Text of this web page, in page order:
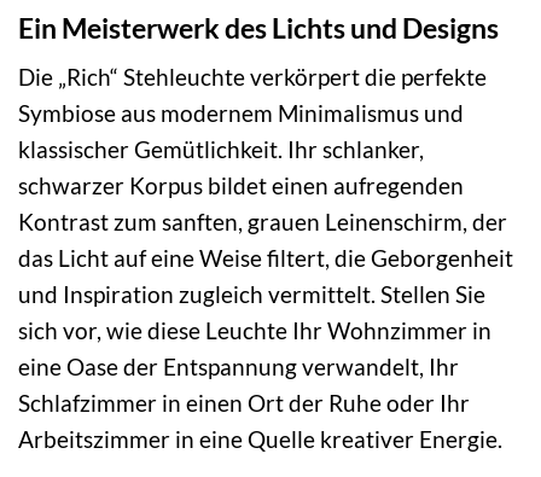
Ein Meisterwerk des Lichts und Designs
Die „Rich“ Stehleuchte verkörpert die perfekte
Symbiose aus modernem Minimalismus und
klassischer Gemütlichkeit. Ihr schlanker,
schwarzer Korpus bildet einen aufregenden
Kontrast zum sanften, grauen Leinenschirm, der
das Licht auf eine Weise filtert, die Geborgenheit
und Inspiration zugleich vermittelt. Stellen Sie
sich vor, wie diese Leuchte Ihr Wohnzimmer in
eine Oase der Entspannung verwandelt, Ihr
Schlafzimmer in einen Ort der Ruhe oder Ihr
Arbeitszimmer in eine Quelle kreativer Energie.